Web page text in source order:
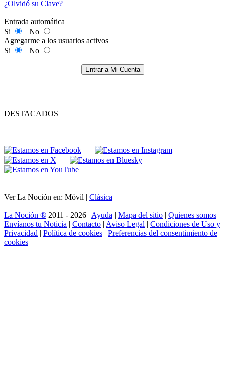
¿Olvidó su Clave?
Entrada automática
Si
No
Agregarme a los usuarios activos
Si
No
Entrar a Mi Cuenta
DESTACADOS
|
|
|
|
Ver La Noción en: Móvil | Clásica
La Noción ® 2011 - 2026 | Ayuda | Mapa del sitio | Quienes somos |
Envíanos tu Noticia | Contacto | Aviso Legal | Condiciones de Uso y
Privacidad | Política de cookies | Preferencias del consentimiento de
cookies